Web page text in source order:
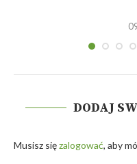
DODAJ
Musisz sięzalogować, aby